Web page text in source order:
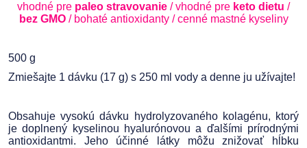
vhodné pre paleo stravovanie / vhodné pre keto dietu /
bez GMO/ bohaté antioxidanty / cenné mastné kyseliny
500 g
Zmiešajte 1 dávku (17 g) s 250 ml vody a denne ju užívajte!
Obsahuje vysokú dávku hydrolyzovaného kolagénu, ktorý
je doplnený kyselinou hyalurónovou a ďalšími prírodnými
antioxidantmi. Jeho účinné látky môžu znižovať hĺbku